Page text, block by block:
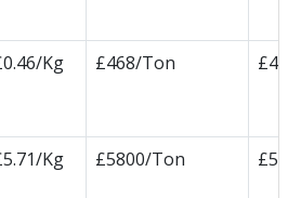
Kg £468/Ton
Kg £5800/Ton